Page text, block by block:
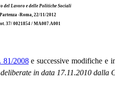
del Lavoro e delle Politiche Sociali
Partenza -Roma, 22/11/2012
37/ 0021854 / MA007.A001
81/2008e successive modifiche e
in data 17.11.2010 dalla